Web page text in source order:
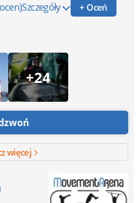
Szczegóły + Oceń
+24
więcej